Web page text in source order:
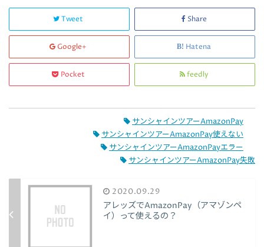
Tweet Share
Google+ Hatena
Pocket feedly
サンシャインツアーAmazonPay
サンシャインツアーAmazonPay使えない
サンシャインツアーAmazonPayエラー
サンシャインツアーAmazonPay失敗
2020.09.29
アレッズでAmazonPay（アマゾンペ
イ）って使えるの？